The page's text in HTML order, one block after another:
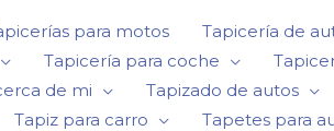
para motos Tapicería de
Tapicería para coche
de mi Tapizado de autos
Tapiz para carro Tapetes para